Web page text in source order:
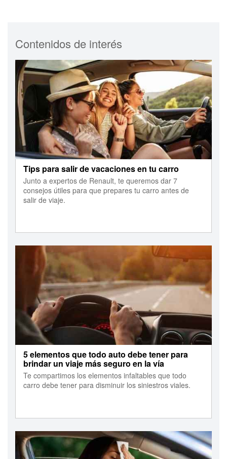
Contenidos de interés
Tips para salir de vacaciones en tu carro
Junto a expertos de Renault, te queremos dar 7
consejos útiles para que prepares tu carro antes de
salir de viaje.
5 elementos que todo auto debe tener para
brindar un viaje más seguro en la vía
Te compartimos los elementos infaltables que todo
carro debe tener para disminuir los siniestros viales.